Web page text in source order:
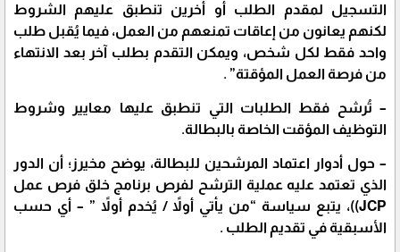
التسجيل لمقدم الطلب أو أخرين تنطبق عليهم الشروط
لكنهم يعانون من إعاقات تمنعهم من العمل، فيما يُقبل طلب
واحد فقط لكل شخص، ويمكن التقدم بطلب آخر بعد الانتهاء
من فرصة العمل المؤقتة” .
– تُرشح فقط الطلبات التي تنطبق عليها معايير وشروط
التوظيف المؤقت الخاصة بالبطالة.
– حول أدوار اعتماد المرشحين للبطالة، يوضح مخيرز؛ أن الدور
الذي تعتمد عليه عملية الترشح لفرص برنامج خلق فرص عمل
JCP))، يتبع سياسة “من يأتي أولاً / يُخدم أولاً ” – أي حسب
الأسبقية في تقديم الطلب .